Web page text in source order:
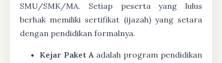
SMU/SMK/MA. Setiap peserta yang lulus
berhak memiliki sertifikat (ijazah) yang setara
dengan pendidikan formalnya.
Kejar Paket A adalah program pendidikan